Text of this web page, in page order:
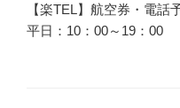
【楽TEL】航空券・電話
平日：10：00～19：00